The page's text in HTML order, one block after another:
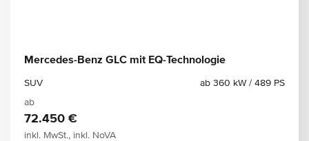
Mercedes-Benz GLC mit EQ-Technologie
SUV
ab 360 kW / 489 PS
ab
72.450 €
inkl. MwSt., inkl. NoVA